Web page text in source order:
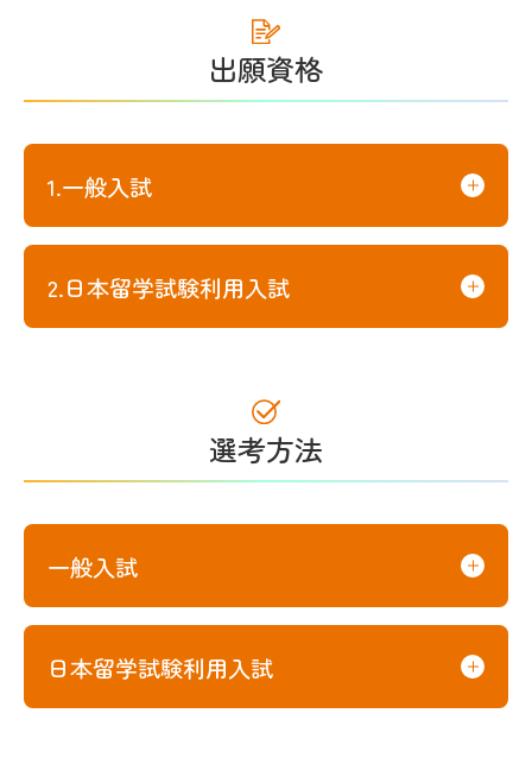
出願資格
1.一般入試
2.日本留学試験利用入試
選考方法
一般入試
日本留学試験利用入試